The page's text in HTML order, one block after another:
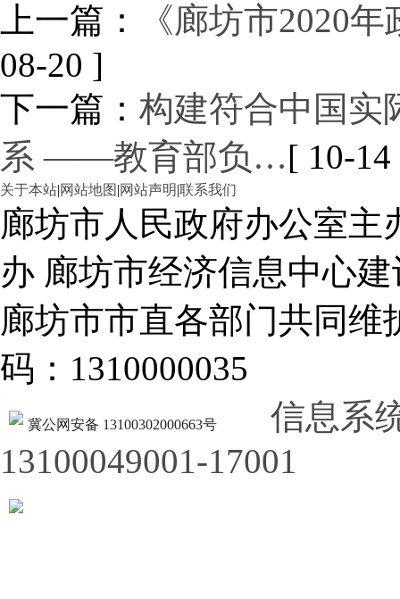
上一篇：
《廊坊市2020
08-20 ]
下一篇： 构建符合中国实
系 ——教育部负…[ 10-
关于本站|网站地图 |网站声明|联系我们
廊坊市人民政府办公室
办 廊坊市经济信息中心建
廊坊市市直各部门共同
码：1310000035
冀公网安备 13100302000663号
信息系
13100049001-17001